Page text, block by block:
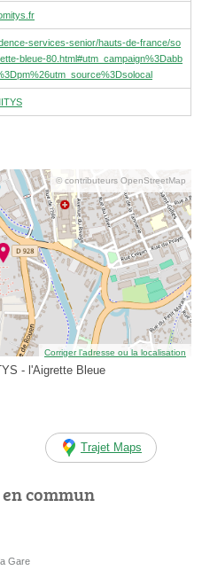
services-senior/hauts-de-france/so
bleue-80.html#utm_campaign%3Dabb
© contributeurs OpenStreetMap
Corriger l’adresse ou la localisation
- l'Aigrette Bleue
Trajet Maps
commun
Gare